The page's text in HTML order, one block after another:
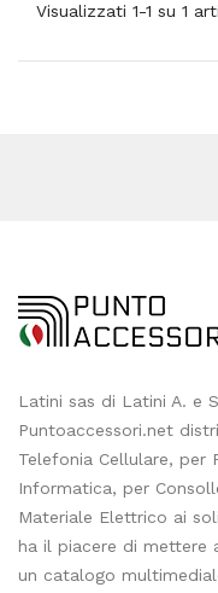
Visualizzati 1-1 su 1
Latini sas di Latini A. e
Puntoaccessori.net
Telefonia Cellulare, per
Informatica, per
Materiale Elettrico ai
ha il piacere di mettere
un catalogo